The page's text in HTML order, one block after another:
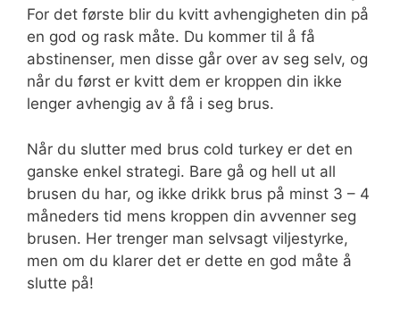
For det første blir du kvitt avhengigheten din på
en god og rask måte. Du kommer til å få
abstinenser, men disse går over av seg selv, og
når du først er kvitt dem er kroppen din ikke
lenger avhengig av å få i seg brus.
Når du slutter med brus cold turkey er det en
ganske enkel strategi. Bare gå og hell ut all
brusen du har, og ikke drikk brus på minst 3 – 4
måneders tid mens kroppen din avvenner seg
brusen. Her trenger man selvsagt viljestyrke,
men om du klarer det er dette en god måte å
slutte på!